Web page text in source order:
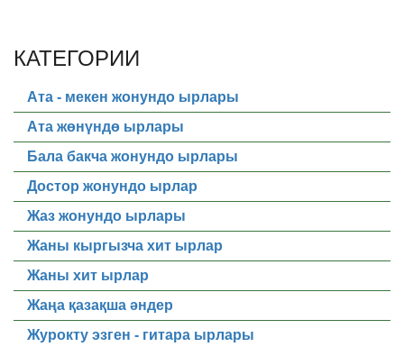
КАТЕГОРИИ
Ата - мекен жонундо ырлары
Ата жөнүндө ырлары
Бала бакча жонундо ырлары
Достор жонундо ырлар
Жаз жонундо ырлары
Жаны кыргызча хит ырлар
Жаны хит ырлар
Жаңа қазақша әндер
Журокту эзген - гитара ырлары